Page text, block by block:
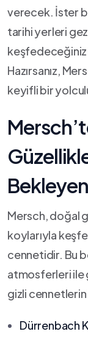
verecek.⁢ İster
⁣tarihi yerleri
keşfedeceğiniz
Hazırsanız,
keyifli ⁢bir
Mersch, doğal⁢
koylarıyla
cennetidir. Bu
atmosferleri ile
gizli cennetlerin
Dürrenbach